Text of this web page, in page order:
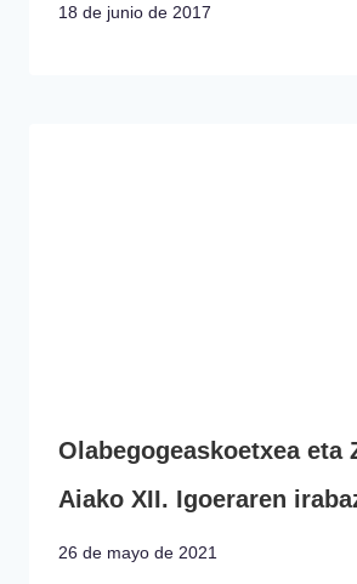
18 de junio de 2017
Olabegogeaskoetxea eta
Aiako XII. Igoeraren
26 de mayo de 2021